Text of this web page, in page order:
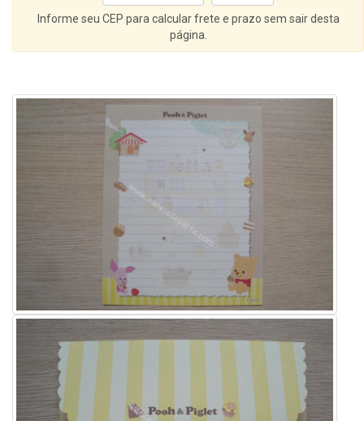
Informe seu CEP para calcular frete e prazo sem sair desta
página.